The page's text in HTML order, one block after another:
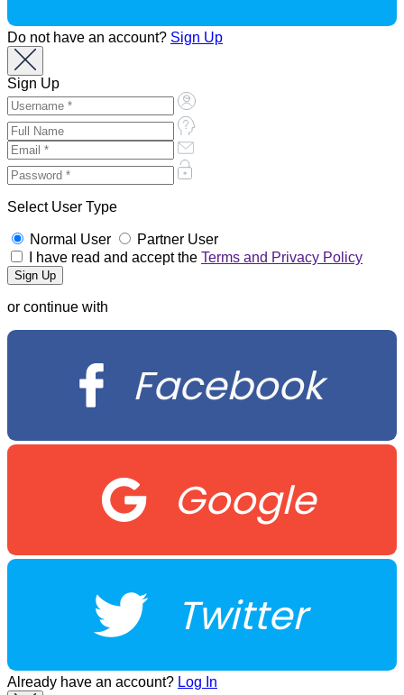
Do not have an account? Sign Up
Sign Up
Select User Type
Normal User
Partner User
I have read and accept the Terms and Privacy Policy
or continue with
Facebook
Google
Twitter
Already have an account? Log In